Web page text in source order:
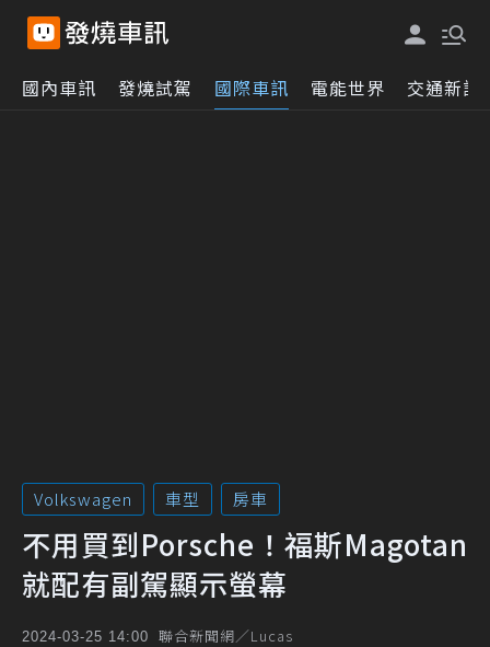
國內車訊 發燒試駕 國際車訊 電能世界 交通新訊
Volkswagen 車型 房車
不用買到Porsche！福斯Magotan
就配有副駕顯示螢幕
2024-03-25 14:00 聯合新聞網／Lucas